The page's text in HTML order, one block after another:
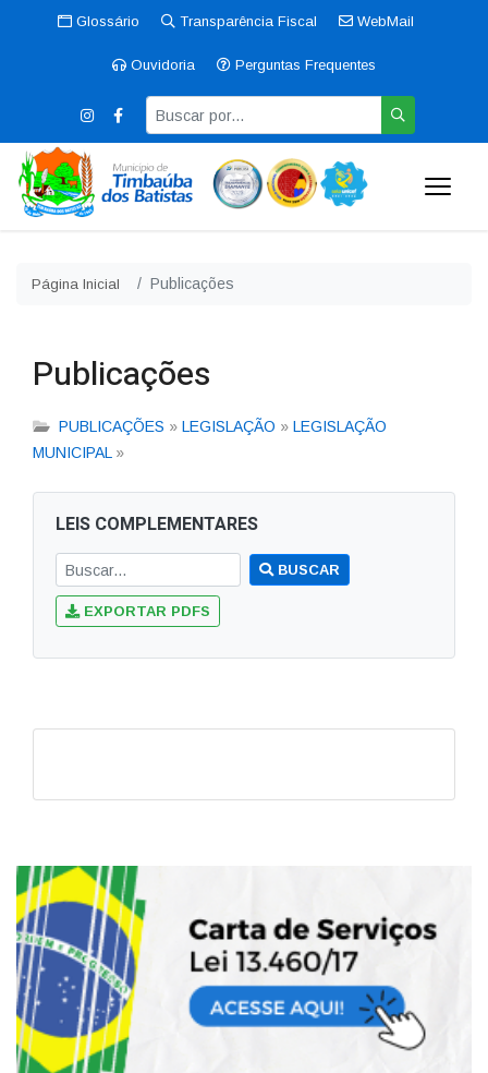
Glossário Transparência Fiscal WebMail
Ouvidoria Perguntas Frequentes
Página Inicial Publicações
Publicações
PUBLICAÇÕES » LEGISLAÇÃO » LEGISLAÇÃO
MUNICIPAL »
LEIS COMPLEMENTARES
BUSCAR
EXPORTAR PDFS